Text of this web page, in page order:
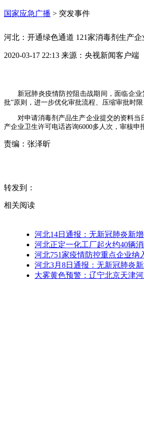
国家应急广播 > 突发事件
河北：开通绿色通道 121家消毒剂生产
2020-03-17 22:13 来源： 央视新闻客户端
新冠肺炎疫情防控阻击战期间，面临企
批”原则，进一步优化审批流程、压缩审批时
对申请消毒剂产品生产企业提交的资料
产企业卫生许可电话咨询6000多人次，审核
责编： 张泽昕
转发到：
相关阅读
河北14日通报：无新冠肺炎新
河北正定一化工厂起火约40辆
河北751家疫情防控重点企业纳
河北3月8日通报：无新冠肺炎
大雾黄色预警：辽宁北京天津